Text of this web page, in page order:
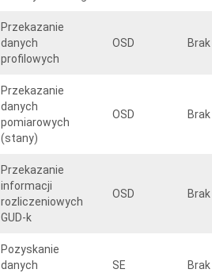
Przekazanie
danych
profilowych
OSD Brak
Przekazanie
danych
pomiarowych
(stany)
OSD Brak
Przekazanie
informacji
rozliczeniowych
GUD-k
OSD Brak
Pozyskanie
danych
SE Brak